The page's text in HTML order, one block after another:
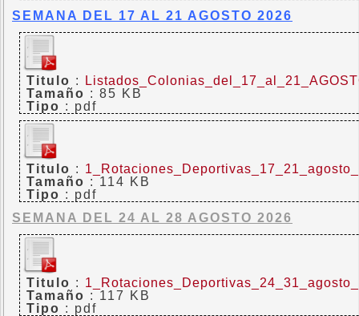
SEMANA DEL 17 AL 21 AGOSTO 2026
Titulo :
Tamaño : 85 KB
Tipo : pdf
Titulo :
Tamaño : 114 KB
Tipo : pdf
SEMANA DEL 24 AL 28 AGOSTO 2026
Titulo :
Tamaño : 117 KB
Tipo : pdf